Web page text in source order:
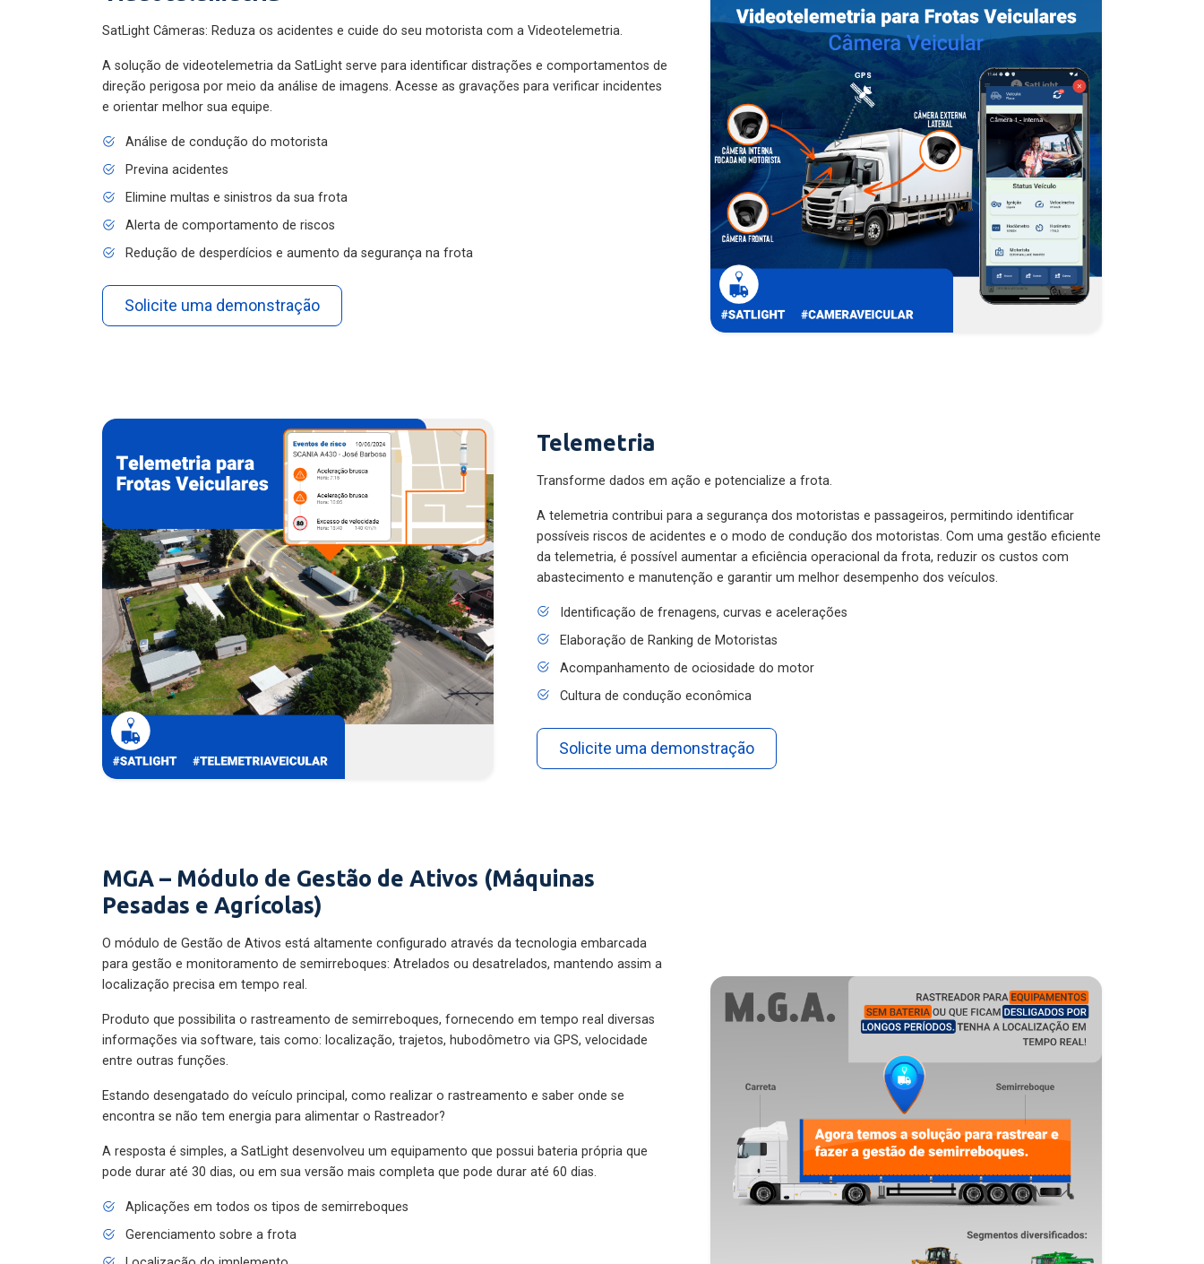
SatLight Câmeras: Reduza os acidentes e cuide do seu motorista com a Videotelemetria.
A solução de videotelemetria da SatLight serve para identificar distrações e comportamentos de
direção perigosa por meio da análise de imagens. Acesse as gravações para verificar incidentes
e orientar melhor sua equipe.
Análise de condução do motorista
Previna acidentes
Elimine multas e sinistros da sua frota
Alerta de comportamento de riscos
Redução de desperdícios e aumento da segurança na frota
Solicite uma demonstração
Telemetria
Transforme dados em ação e potencialize a frota.
A telemetria contribui para a segurança dos motoristas e passageiros, permitindo identificar
possíveis riscos de acidentes e o modo de condução dos motoristas. Com uma gestão eficiente
da telemetria, é possível aumentar a eficiência operacional da frota, reduzir os custos com
abastecimento e manutenção e garantir um melhor desempenho dos veículos.
Identificação de frenagens, curvas e acelerações
Elaboração de Ranking de Motoristas
Acompanhamento de ociosidade do motor
Cultura de condução econômica
Solicite uma demonstração
MGA – Módulo de Gestão de Ativos (Máquinas
Pesadas e Agrícolas)
O módulo de Gestão de Ativos está altamente configurado através da tecnologia embarcada
para gestão e monitoramento de semirreboques: Atrelados ou desatrelados, mantendo assim a
localização precisa em tempo real.
Produto que possibilita o rastreamento de semirreboques, fornecendo em tempo real diversas
informações via software, tais como: localização, trajetos, hubodômetro via GPS, velocidade
entre outras funções.
Estando desengatado do veículo principal, como realizar o rastreamento e saber onde se
encontra se não tem energia para alimentar o Rastreador?
A resposta é simples, a SatLight desenvolveu um equipamento que possui bateria própria que
pode durar até 30 dias, ou em sua versão mais completa que pode durar até 60 dias.
Aplicações em todos os tipos de semirreboques
Gerenciamento sobre a frota
Localização do implemento